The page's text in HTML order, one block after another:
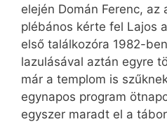
elején Domán Ferenc, az
plébános kérte fel Lajos
első találkozóra 1982-
lazulásával aztán egyre
már a templom is
egynapos program
egyszer maradt el a